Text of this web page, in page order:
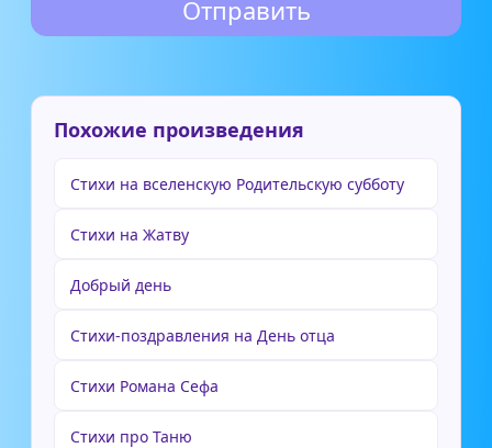
Похожие произведения
Стихи на вселенскую Родительскую субботу
Стихи на Жатву
Добрый день
Стихи-поздравления на День отца
Стихи Романа Сефа
Стихи про Таню